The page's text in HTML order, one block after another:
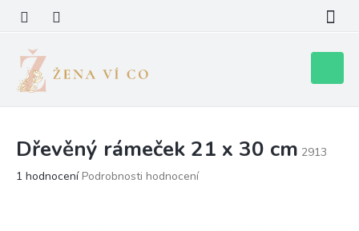
obsah
košík
Dřevěný rámeček 21 x 30 cm 2913
Průměrné
1 hodnocení Podrobnosti hodnocení